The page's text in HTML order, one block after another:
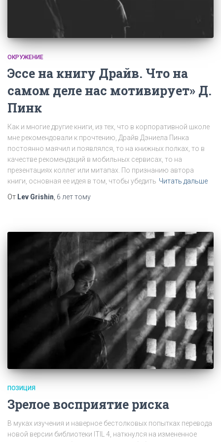
ОКРУЖЕНИЕ
Эссе на книгу Драйв. Что на
самом деле нас мотивирует» Д.
Пинк
Как и многие другие книги, из тех, что в корпоративной школе
мне рекомендовали к прочтению, Драйв Дэниела Пинка
постоянно маячил и появлялся, то на книжных полках, то в
качестве рекомендаций в мобильных сервисах, то на
презентациях коллег или митапах. По признанию автора
книги, основная ее идея в том, чтобы убедить Читать дальше
От Lev Grishin 6 леттому
ПОЗИЦИЯ
Зрелое восприятие риска
В муках изучения и наверное бестолковых попытках перевода
новой версии библиотеки ITIL 4, наткнулся на измененное